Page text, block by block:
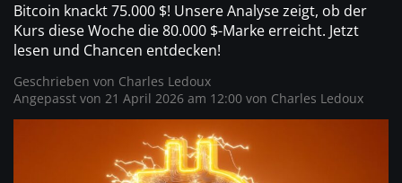
Wo kaufen ?
Bitcoin knackt 75.000 $! Unsere Analyse zeigt, ob der
Kurs diese Woche die 80.000 $-Marke erreicht. Jetzt
lesen und Chancen entdecken!
Geschrieben von Charles Ledoux
Angepasst von 21 April 2026 am 12:00 von Charles Ledoux